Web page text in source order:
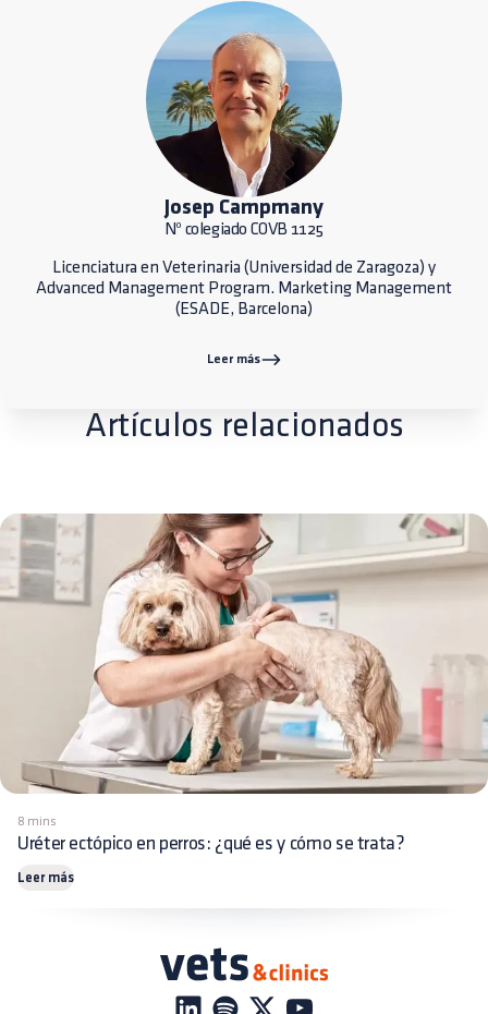
Josep Campmany
Nº colegiado COVB 1125
Licenciatura en Veterinaria (Universidad de Zaragoza) y
Advanced Management Program. Marketing Management
(ESADE, Barcelona)
Leer más
Artículos relacionados
8 mins
Uréter ectópico en perros: ¿qué es y cómo se trata?
Leer más